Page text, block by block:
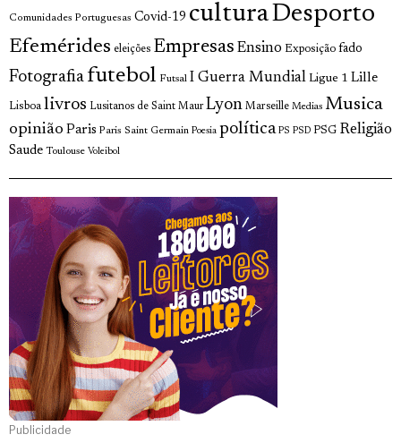
Comunidades Portuguesas Covid-19 culturaDesporto
Efemérides eleições Empresas Ensino Exposição fado
Fotografia futebol Futsal I Guerra Mundial Ligue 1 Lille
Lisboa livros Lusitanos de Saint Maur Lyon Marseille Medias Musica
opinião Paris Paris Saint Germain Poesia política PS PSD PSG Religião
Saude Toulouse Voleibol
Publicidade